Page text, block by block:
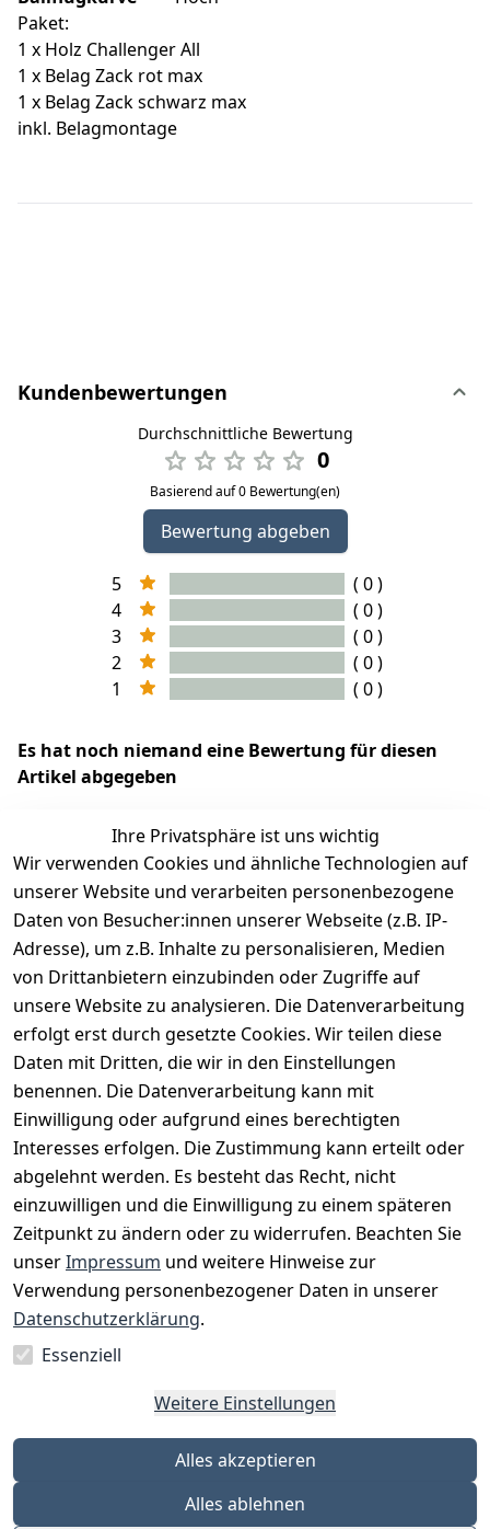
Paket:
1 x Holz Challenger All
1 x Belag Zack rot max
1 x Belag Zack schwarz max
inkl. Belagmontage
Kundenbewertungen
Durchschnittliche Bewertung
0
Basierend auf 0 Bewertung(en)
Bewertung abgeben
5
( 0 )
4
( 0 )
3
( 0 )
2
( 0 )
1
( 0 )
Es hat noch niemand eine Bewertung für diesen
Artikel abgegeben
EU-Verantwortliche Person - klicken Sie für Details
Ihre Privatsphäre ist uns wichtig
Wir verwenden Cookies und ähnliche Technologien auf
unserer Website und verarbeiten personenbezogene
Daten von Besucher:innen unserer Webseite (z.B. IP-
Adresse), um z.B. Inhalte zu personalisieren, Medien
von Drittanbietern einzubinden oder Zugriffe auf
unsere Website zu analysieren. Die Datenverarbeitung
erfolgt erst durch gesetzte Cookies. Wir teilen diese
Daten mit Dritten, die wir in den Einstellungen
benennen. Die Datenverarbeitung kann mit
Einwilligung oder aufgrund eines berechtigten
Interesses erfolgen. Die Zustimmung kann erteilt oder
abgelehnt werden. Es besteht das Recht, nicht
einzuwilligen und die Einwilligung zu einem späteren
Zeitpunkt zu ändern oder zu widerrufen. Beachten Sie
unserImpressum und weitere Hinweise zur
Verwendung personenbezogener Daten in unserer
Datenschutzerklärung.
Essenziell
Weitere Einstellungen
Alles akzeptieren
Alles ablehnen
Rechtliches
AGB
Impressum
Datenschutze
rklärung
Barrierefreihe
Services
Kontakt
Registrieren
Katalog
Zahlungsm
öglichkeite
n
Vorkasse
PayPal
Versanddie
nstleister
Post